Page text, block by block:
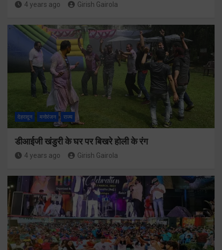
4 years ago Girish Gairola
देहरादून मनोरंजन राज्य
डीआईजी खंडुरी के घर पर बिखरे होली के रंग
4 years ago Girish Gairola